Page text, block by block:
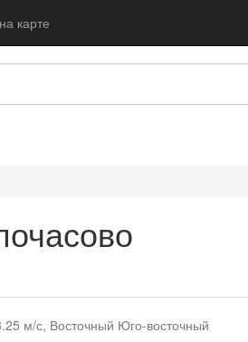
карте
м/с, Восточный Юго-восточный